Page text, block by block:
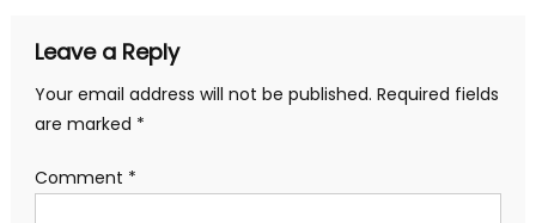
Leave a Reply
Your email address will not be published. Required fields
are marked *
Comment *